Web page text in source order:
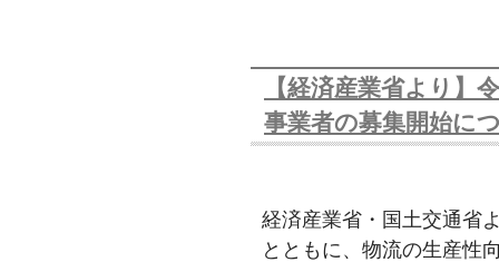
【経済産業省より】
事業者の募集開始に
経済産業省・国土交通省
とともに、物流の生産性